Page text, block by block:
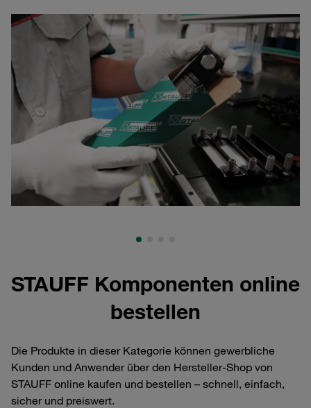
STAUFF Komponenten online
bestellen
Die Produkte in dieser Kategorie können gewerbliche
Kunden und Anwender über den Hersteller-Shop von
STAUFF online kaufen und bestellen – schnell, einfach,
sicher und preiswert.